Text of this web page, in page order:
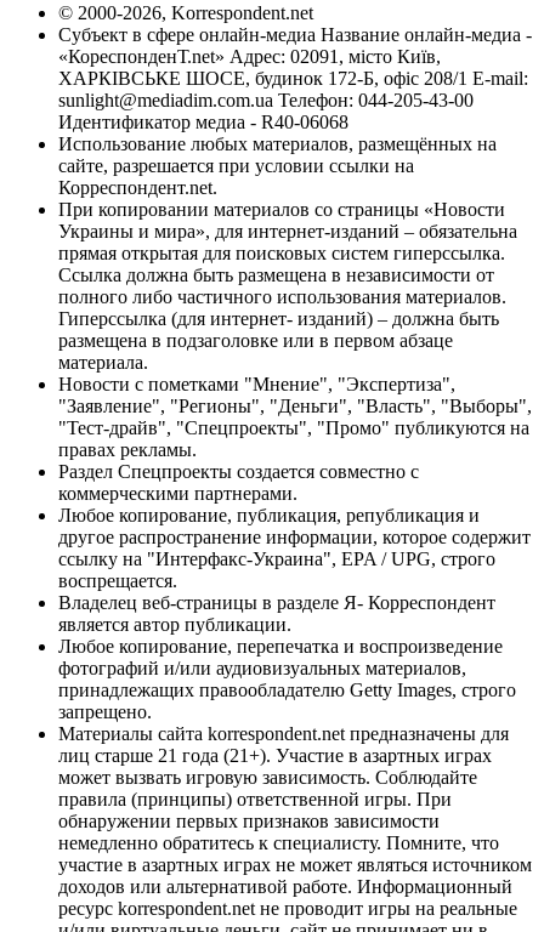
© 2000-2026, Korrespondent.net
Субъект в сфере онлайн-медиа Название онлайн-медиа -
«КореспонденТ.net» Адрес: 02091, місто Київ,
ХАРКІВСЬКЕ ШОСЕ, будинок 172-Б, офіс 208/1 E-mail:
sunlight@mediadim.com.ua Телефон: 044-205-43-00
Идентификатор медиа - R40-06068
Использование любых материалов, размещённых на
сайте, разрешается при условии ссылки на
Корреспондент.net.
При копировании материалов со страницы «Новости
Украины и мира», для интернет-изданий – обязательна
прямая открытая для поисковых систем гиперссылка.
Ссылка должна быть размещена в независимости от
полного либо частичного использования материалов.
Гиперссылка (для интернет- изданий) – должна быть
размещена в подзаголовке или в первом абзаце
материала.
Новости с пометками "Мнение", "Экспертиза",
"Заявление", "Регионы", "Деньги", "Власть", "Выборы",
"Тест-драйв", "Спецпроекты", "Промо" публикуются на
правах рекламы.
Раздел Спецпроекты создается совместно с
коммерческими партнерами.
Любое копирование, публикация, републикация и
другое распространение информации, которое содержит
ссылку на "Интерфакс-Украина", EPA / UPG, строго
воспрещается.
Владелец веб-страницы в разделе Я- Корреспондент
является автор публикации.
Любое копирование, перепечатка и воспроизведение
фотографий и/или аудиовизуальных материалов,
принадлежащих правообладателю Getty Images, строго
запрещено.
Материалы сайта korrespondent.net предназначены для
лиц старше 21 года (21+). Участие в азартных играх
может вызвать игровую зависимость. Соблюдайте
правила (принципы) ответственной игры. При
обнаружении первых признаков зависимости
немедленно обратитесь к специалисту. Помните, что
участие в азартных играх не может являться источником
доходов или альтернативой работе. Информационный
ресурс korrespondent.net не проводит игры на реальные